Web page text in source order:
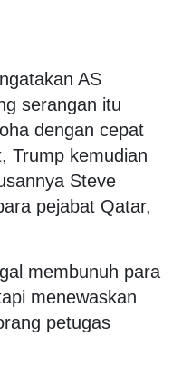
AS
serangan itu
dengan cepat
Trump kemudian
Steve
pejabat Qatar,
membunuh para
menewaskan
petugas